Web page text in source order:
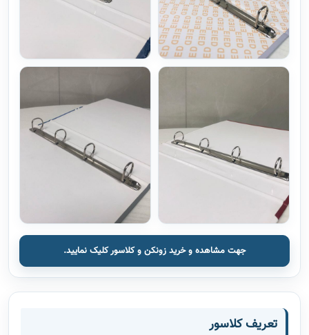
جهت مشاهده و خرید زونکن و کلاسور کلیک نمایید.
تعریف کلاسور